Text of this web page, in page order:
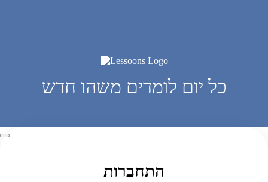
כל יום לומדים משהו חדש
התחברות